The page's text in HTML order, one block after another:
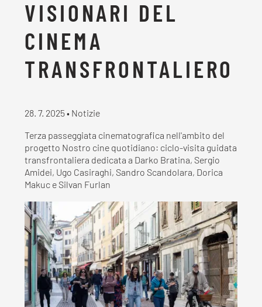
VISIONARI DEL
CINEMA
TRANSFRONTALIERO
28. 7. 2025 • Notizie
Terza passeggiata cinematografica nell'ambito del
progetto Nostro cine quotidiano: ciclo-visita guidata
transfrontaliera dedicata a Darko Bratina, Sergio
Amidei, Ugo Casiraghi, Sandro Scandolara, Dorica
Makuc e Silvan Furlan